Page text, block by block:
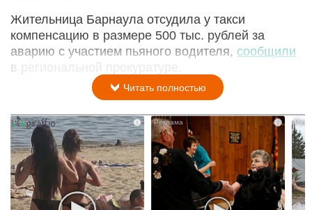
Жительница Барнаула отсудила у такси
компенсацию в размере 500 тыс. рублей за
аварию с участием пьяного водителя, сообщили
в региональной прокуратуре.
Читать полностью
i i